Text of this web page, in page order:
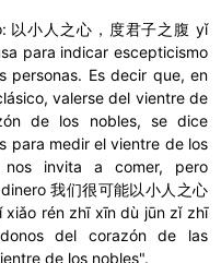
以小人之心，度君子之腹 yǐ
para indicar escepticismo
personas. Es decir que, en
valerse del vientre de
de los nobles, se dice
para medir el vientre de los
nos invita a comer, pero
dinero我们很可能以小人之心
xiǎo rén zhī xīn dù jūn zǐ zhī
del corazón de las
de los nobles".